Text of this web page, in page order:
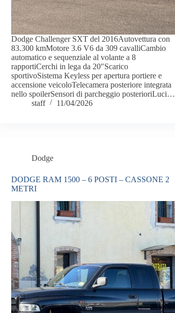
Dodge Challenger SXT del 2016Autovettura con
83.300 kmMotore 3.6 V6 da 309 cavalliCambio
automatico e sequenziale al volante a 8
rapportiCerchi in lega da 20″Scarico
sportivoSistema Keyless per apertura portiere e
accensione veicoloTelecamera posteriore integrata
nello spoilerSensori di parcheggio posterioriLuci…
staff
11/04/2026
Dodge
DODGE RAM 1500 – 6 POSTI – CASSONE 2
METRI